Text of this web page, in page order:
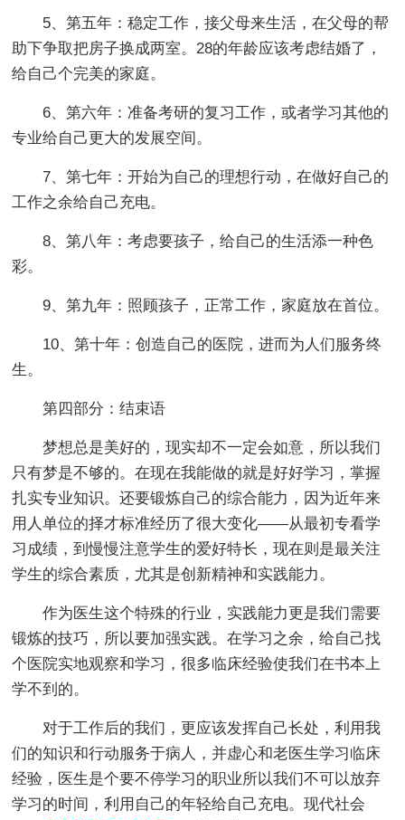
5、第五年：稳定工作，接父母来生活，在父母的帮
助下争取把房子换成两室。28的年龄应该考虑结婚了，
给自己个完美的家庭。
6、第六年：准备考研的复习工作，或者学习其他的
专业给自己更大的发展空间。
7、第七年：开始为自己的理想行动，在做好自己的
工作之余给自己充电。
8、第八年：考虑要孩子，给自己的生活添一种色
彩。
9、第九年：照顾孩子，正常工作，家庭放在首位。
10、第十年：创造自己的医院，进而为人们服务终
生。
第四部分：结束语
梦想总是美好的，现实却不一定会如意，所以我们
只有梦是不够的。在现在我能做的就是好好学习，掌握
扎实专业知识。还要锻炼自己的综合能力，因为近年来
用人单位的择才标准经历了很大变化——从最初专看学
习成绩，到慢慢注意学生的爱好特长，现在则是最关注
学生的综合素质，尤其是创新精神和实践能力。
作为医生这个特殊的行业，实践能力更是我们需要
锻炼的技巧，所以要加强实践。在学习之余，给自己找
个医院实地观察和学习，很多临床经验使我们在书本上
学不到的。
对于工作后的我们，更应该发挥自己长处，利用我
们的知识和行动服务于病人，并虚心和老医生学习临床
经验，医生是个要不停学习的职业所以我们不可以放弃
学习的时间，利用自己的年轻给自己充电。现代社会